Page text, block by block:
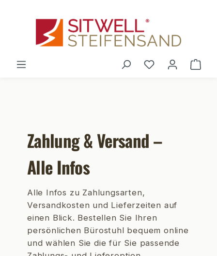
Du hast 0
Zahlung & Versand –
Alle Infos
Alle Infos zu Zahlungsarten,
Versandkosten und Lieferzeiten auf
einen Blick. Bestellen Sie Ihren
persönlichen Bürostuhl bequem online
und wählen Sie die für Sie passende